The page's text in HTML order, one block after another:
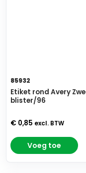
85932
Etiket rond Avery
blister/96
€ 0,85 excl. BTW
Voeg toe